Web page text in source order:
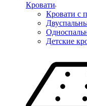
Кровати
Кровати с
Детские